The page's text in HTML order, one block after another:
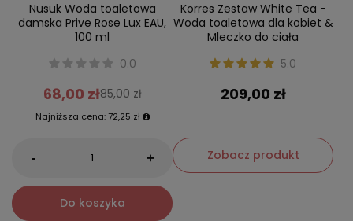
Nusuk Woda toaletowa
damska Prive Rose Lux EAU,
100 ml
0.0
68,00 zł85,00 zł
Najniższa cena: 72,25 zł
- +
Do koszyka
Korres Zestaw White Tea -
Woda toaletowa dla kobiet &
Mleczko do ciała
5.0
209,00 zł
Zobacz produkt